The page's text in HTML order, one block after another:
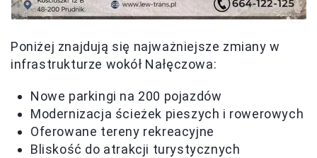
Poniżej znajdują się najważniejsze zmiany w
infrastrukturze wokół Nałęczowa:
Nowe parkingi na 200 pojazdów
Modernizacja ścieżek pieszych i rowerowych
Oferowane tereny rekreacyjne
Bliskość do atrakcji turystycznych